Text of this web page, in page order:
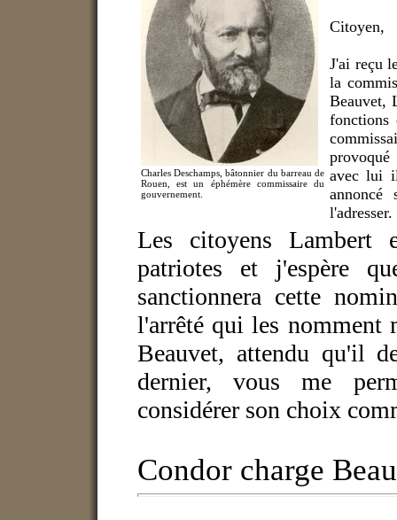
Charles Deschamps, bâtonnier du barreau de
Rouen, est un éphémère commissaire du
gouvernement.
Citoyen,
J'ai reçu
la
Beauvet,
fonctions
avec lui
annoncé
l'adresser.
Les citoyens Lambert
patriotes et j'espère
sanctionnera cette
l'arrêté qui les nomment
Beauvet, attendu qu'il
dernier, vous me
considérer son choix
Condor charge